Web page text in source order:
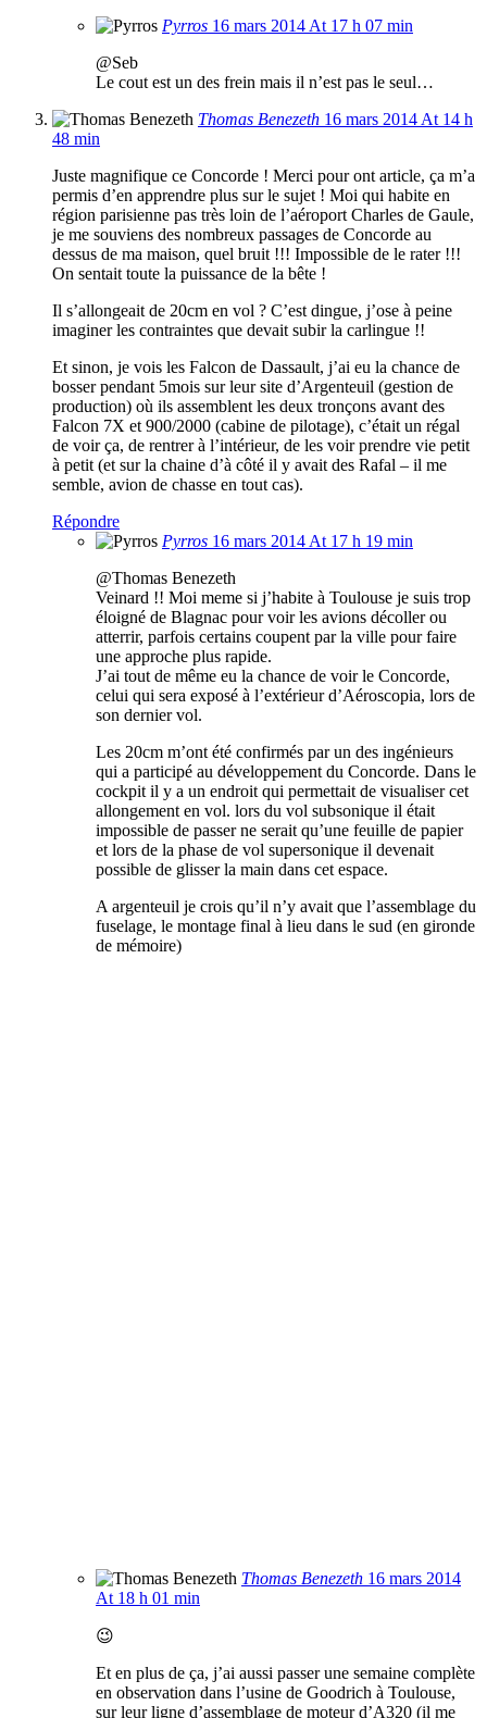
Pyrros 16 mars 2014 At 17 h 07 min
@Seb
Le cout est un des frein mais il n’est pas le seul…
Thomas Benezeth 16 mars 2014 At 14 h
48 min
Juste magnifique ce Concorde ! Merci pour ont article, ça m’a
permis d’en apprendre plus sur le sujet ! Moi qui habite en
région parisienne pas très loin de l’aéroport Charles de Gaule,
je me souviens des nombreux passages de Concorde au
dessus de ma maison, quel bruit !!! Impossible de le rater !!!
On sentait toute la puissance de la bête !
Il s’allongeait de 20cm en vol ? C’est dingue, j’ose à peine
imaginer les contraintes que devait subir la carlingue !!
Et sinon, je vois les Falcon de Dassault, j’ai eu la chance de
bosser pendant 5mois sur leur site d’Argenteuil (gestion de
production) où ils assemblent les deux tronçons avant des
Falcon 7X et 900/2000 (cabine de pilotage), c’était un régal
de voir ça, de rentrer à l’intérieur, de les voir prendre vie petit
à petit (et sur la chaine d’à côté il y avait des Rafal – il me
semble, avion de chasse en tout cas).
Répondre
Pyrros 16 mars 2014 At 17 h 19 min
@Thomas Benezeth
Veinard !! Moi meme si j’habite à Toulouse je suis trop
éloigné de Blagnac pour voir les avions décoller ou
atterrir, parfois certains coupent par la ville pour faire
une approche plus rapide.
J’ai tout de même eu la chance de voir le Concorde,
celui qui sera exposé à l’extérieur d’Aéroscopia, lors de
son dernier vol.
Les 20cm m’ont été confirmés par un des ingénieurs
qui a participé au développement du Concorde. Dans le
cockpit il y a un endroit qui permettait de visualiser cet
allongement en vol. lors du vol subsonique il était
impossible de passer ne serait qu’une feuille de papier
et lors de la phase de vol supersonique il devenait
possible de glisser la main dans cet espace.
A argenteuil je crois qu’il n’y avait que l’assemblage du
fuselage, le montage final à lieu dans le sud (en gironde
de mémoire)
Thomas Benezeth 16 mars 2014
At 18 h 01 min
😉
Et en plus de ça, j’ai aussi passer une semaine complète
en observation dans l’usine de Goodrich à Toulouse,
sur leur ligne d’assemblage de moteur d’A320 (il me